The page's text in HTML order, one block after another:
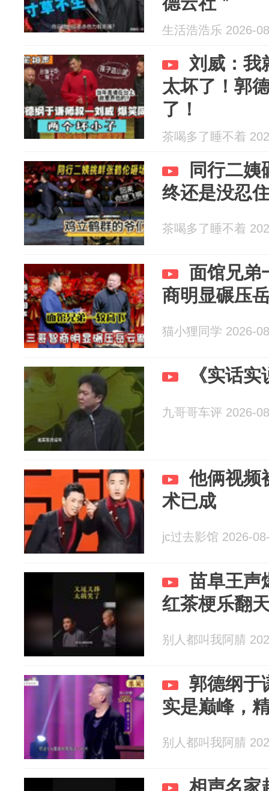
生活浩浩乐 2026-
刘威：我
太坏了！郭
了！
茶喝多了睡不着
同行二姨
终还是没忍
茶喝多了睡不着
面馆兄
商明显碾压
猫小狸同学 2026-
《实话
九哥哥车评 2026-
他俩视频
术已成
jc过去影馆 2026-
苗阜王声
红茶梗乐翻
别人都叫我阿腈
郭德纲于
实是巅峰，
别人都叫我阿腈
相声名家